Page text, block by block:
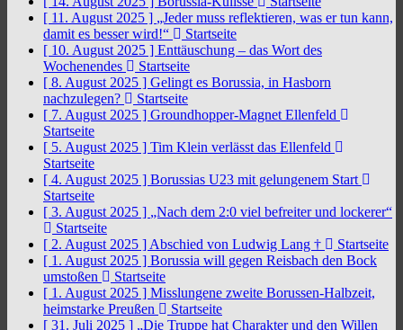
[ 11. August 2025 ] „Jeder muss reflektieren, was er tun kann,
damit es besser wird!“
Startseite
[ 10. August 2025 ] Enttäuschung – das Wort des
Wochenendes
Startseite
[ 8. August 2025 ] Gelingt es Borussia, in Hasborn
nachzulegen?
Startseite
[ 7. August 2025 ] Groundhopper-Magnet Ellenfeld
Startseite
[ 5. August 2025 ] Tim Klein verlässt das Ellenfeld
Startseite
[ 4. August 2025 ] Borussias U23 mit gelungenem Start
Startseite
[ 3. August 2025 ] „Nach dem 2:0 viel befreiter und lockerer“
Startseite
[ 2. August 2025 ] Abschied von Ludwig Lang †
Startseite
[ 1. August 2025 ] Borussia will gegen Reisbach den Bock
umstoßen
Startseite
[ 1. August 2025 ] Misslungene zweite Borussen-Halbzeit,
heimstarke Preußen
Startseite
[ 31. Juli 2025 ] „Die Truppe hat Charakter und den Willen